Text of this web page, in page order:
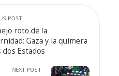
POST
roto de la
Gaza y la quimera
dos Estados
NEXT POST